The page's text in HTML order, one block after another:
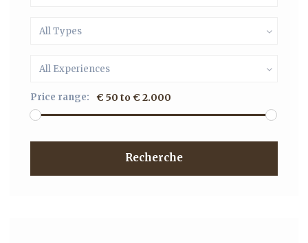
All Types
All Experiences
Price range: € 50 to € 2.000
Recherche